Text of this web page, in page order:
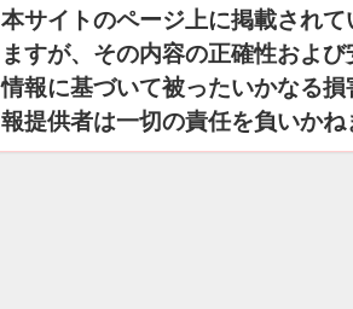
本サイトのページ上に掲載され
ますが、その内容の正確性およ
情報に基づいて被ったいかなる
報提供者は一切の責任を負いかね